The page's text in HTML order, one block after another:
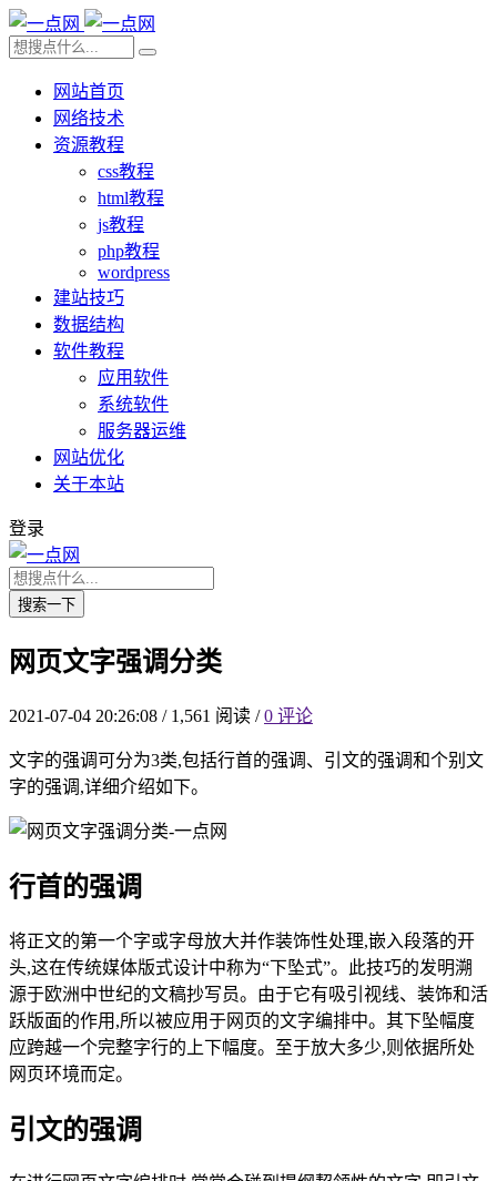
网站首页
网络技术
资源教程
css教程
html教程
js教程
php教程
wordpress
建站技巧
数据结构
软件教程
应用软件
系统软件
服务器运维
网站优化
关于本站
登录
搜索一下
网页文字强调分类
2021-07-04 20:26:08 /1,561 阅读 / 0 评论
文字的强调可分为3类,包括行首的强调、引文的强调和个别文
字的强调,详细介绍如下。
行首的强调
将正文的第一个字或字母放大并作装饰性处理,嵌入段落的开
头,这在传统媒体版式设计中称为“下坠式”。此技巧的发明溯
源于欧洲中世纪的文稿抄写员。由于它有吸引视线、装饰和活
跃版面的作用,所以被应用于网页的文字编排中。其下坠幅度
应跨越一个完整字行的上下幅度。至于放大多少,则依据所处
网页环境而定。
引文的强调